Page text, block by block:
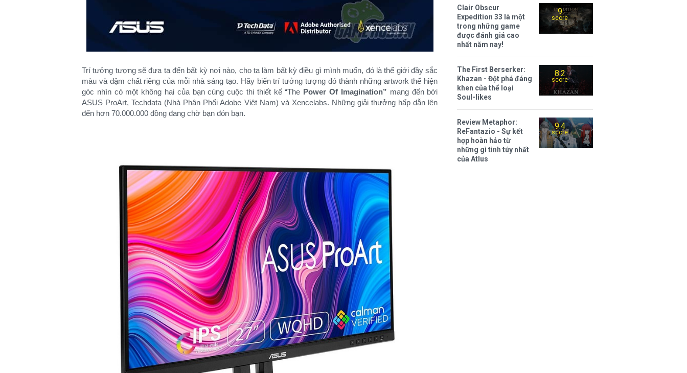
Trí tưởng tượng sẽ đưa ta đến bất kỳ nơi nào, cho ta làm bất kỳ điều gì mình muốn, đó là thế giới đầy sắc
màu và đậm chất riêng của mỗi nhà sáng tạo. Hãy biến trí tưởng tượng đó thành những artwork thể hiện
góc nhìn có một không hai của bạn cùng cuộc thi thiết kế “The Power Of Imagination” mang đến bới
ASUS ProArt, Techdata (Nhà Phân Phối Adobe Việt Nam) và Xencelabs. Những giải thưởng hấp dẫn lên
đến hơn 70.000.000 đồng đang chờ bạn đón bạn.
9
score
Clair Obscur
Expedition 33 là một
trong những game
được đánh giá cao
nhất năm nay!
8.2
score
The First Berserker:
Khazan - Đột phá đáng
khen của thể loại
Soul-likes
9.4
score
Review Metaphor:
ReFantazio - Sự kết
hợp hoàn hảo từ
những gì tinh túy nhất
của Atlus